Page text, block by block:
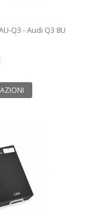
Q3 - Audi Q3 8U